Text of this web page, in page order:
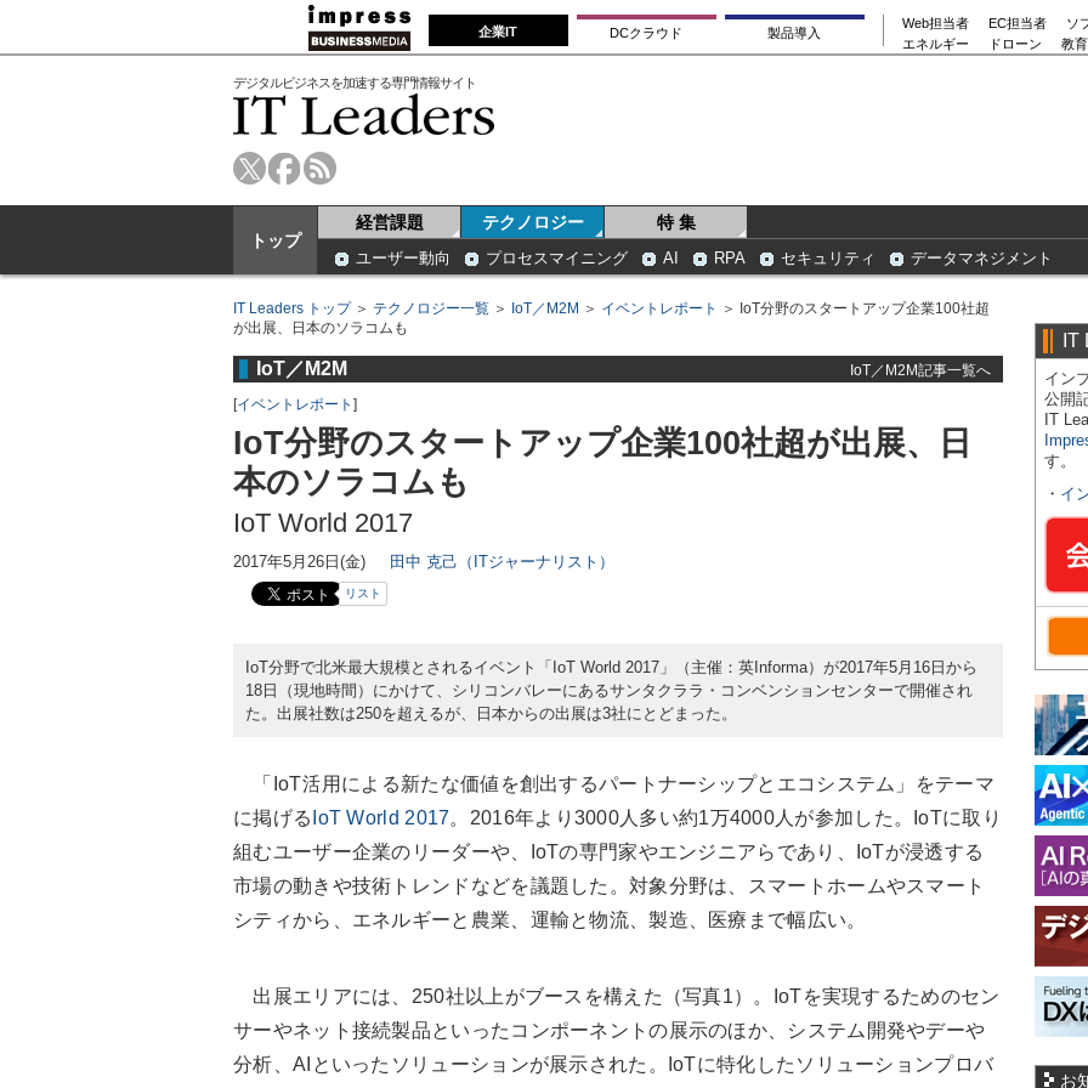
企業IT DCクラウド 製品導入
Web担当者 EC担当者
ソ
エネルギー
ドローン 教
デジタルビジネスを加速する専門情報サイト
トップ
経営課題 テクノロジー 特 集
ユーザー動向 プロセスマイニング AI RPA セキュリティ データマネジメント
IT Leaders トップ＞ テクノロジー一覧 ＞ IoT／M2M ＞ イベントレポート
＞ IoT分野のスタートアップ企業100社超
が出展、日本のソラコムも
IoT／M2M
IoT／M2M記事一覧へ
[イベントレポート ]
IoT分野のスタートアップ企業100社超が出展、日
本のソラコムも
IoT World 2017
2017年5月26日(金) 田中 克己（ITジャーナリスト）
リスト
IoT分野で北米最大規模とされるイベント「IoT World 2017」（主催：英Informa）が2017年5月16日から
18日（現地時間）にかけて、シリコンバレーにあるサンタクララ・コンベンションセンターで開催され
た。出展社数は250を超えるが、日本からの出展は3社にとどまった。
「IoT活用による新たな価値を創出するパートナーシップとエコシステム」をテーマ
に掲げる IoT World 2017。2016年より3000人多い約1万4000人が参加した。IoTに取り
組むユーザー企業のリーダーや、IoTの専門家やエンジニアらであり、IoTが浸透する
市場の動きや技術トレンドなどを議題した。対象分野は、スマートホームやスマート
シティから、エネルギーと農業、運輸と物流、製造、医療まで幅広い。
出展エリアには、250社以上がブースを構えた（写真1）。IoTを実現するためのセン
サーやネット接続製品といったコンポーネントの展示のほか、システム開発やデーや
分析、AIといったソリューションが展示された。IoTに特化したソリューションプロバ
IT
イン
公開
IT
す。
・ イ
お